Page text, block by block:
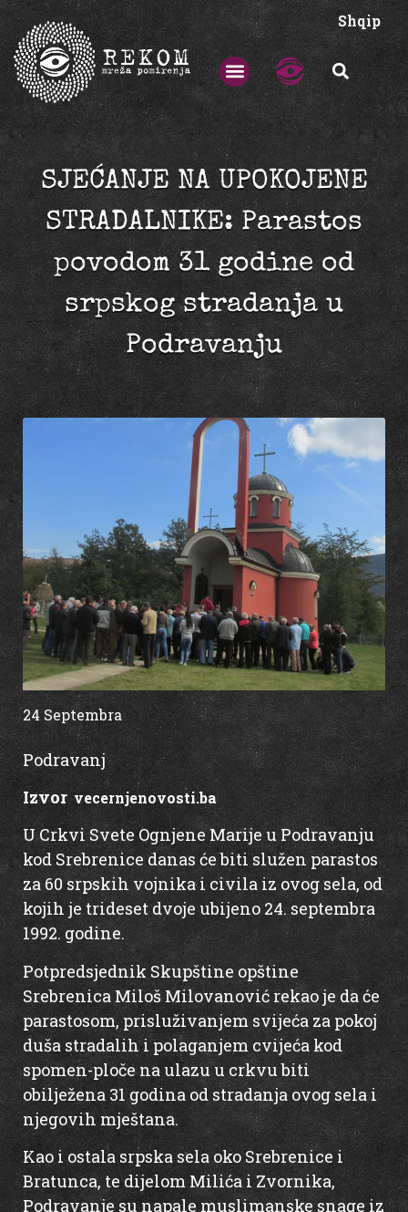
Shqip
SJEĆANJE NA UPOKOJENE
STRADALNIKE: Parastos
povodom 31 godine od
srpskog stradanja u
Podravanju
Izvor:vecernjenovosti.ba
U Crkvi Svete Ognjene Marije u Podravanju
kod Srebrenice danas će biti služen parastos
za 60 srpskih vojnika i civila iz ovog sela, od
kojih je trideset dvoje ubijeno 24. septembra
1992. godine.
Potpredsjednik Skupštine opštine
Srebrenica Miloš Milovanović rekao je da će
parastosom, prisluživanjem svijeća za pokoj
duša stradalih i polaganjem cvijeća kod
spomen-ploče na ulazu u crkvu biti
obilježena 31 godina od stradanja ovog sela i
njegovih mještana.
Kao i ostala srpska sela oko Srebrenice i
Bratunca, te dijelom Milića i Zvornika,
Podravanje su napale muslimanske snage iz
24 Septembra
00:00
Podravanj